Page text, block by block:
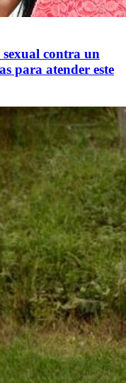
contra un
para atender este